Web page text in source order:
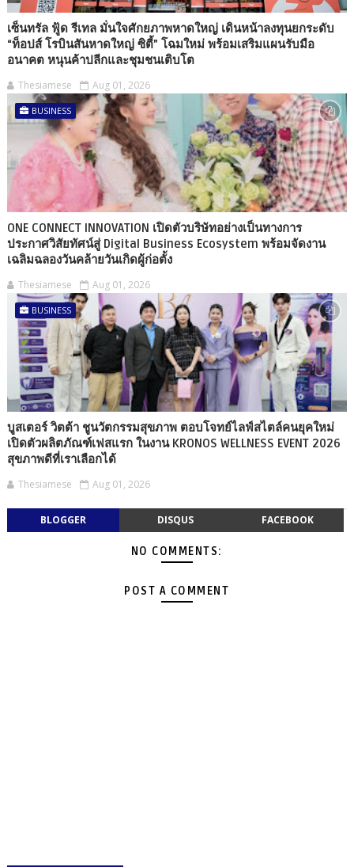
เซ็นทรัล ฟู้ด รีเทล มั่นใจศักยภาพหาดใหญ่ เดินหน้าลงทุนยกระดับ
“ท็อปส์ โรบินสันหาดใหญ่ ซิตี้” โฉมใหม่ พร้อมเสริมแผนรับมือ
อนาคต หนุนค้าปลีกและชุมชนเติบโต
Thesiamese Aug 01, 2026
BUSINESS
ONE CONNECT INNOVATION เปิดตัวบริษัทอย่างเป็นทางการ
ประกาศวิสัยทัศน์สู่ Digital Business Ecosystem พร้อมจัดงาน
เฉลิมฉลองวันคล้ายวันเกิดผู้ก่อตั้ง
Thesiamese Aug 01, 2026
BUSINESS
บูสเตอร์ วิตต้า ชูนวัตกรรมสุขภาพ ตอบโจทย์ไลฟ์สไตล์คนยุคใหม่
เปิดตัวผลิตภัณฑ์เฟสแรก ในงาน KRONOS WELLNESS EVENT 2026
สุขภาพดีที่เราเลือกได้
Thesiamese Aug 01, 2026
BLOGGER DISQUS FACEBOOK
NO COMMENTS:
POST A COMMENT